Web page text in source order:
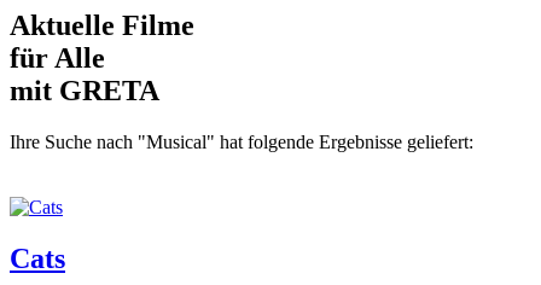
Aktuelle Filme
für Alle
mit GRETA
Ihre Suche nach "Musical" hat folgende Ergebnisse geliefert:
Cats